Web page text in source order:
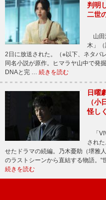
判明
二世
山田
木」（
2日に放送された。（※以下、ネタ
同名小説が原作。ヒマラヤ山中で発
DNAと完 … 続きを読む
日曜
（
怪し
「
され
せたドラマの続編。乃木憂助（堺雅
のラストシーンから直結する物語。
続きを読む